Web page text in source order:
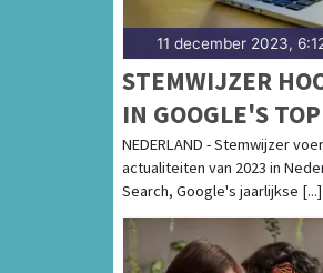
11 december 2023,
STEMWIJZER
IN GOOGLE'S
ACTUALITEITEN
NEDERLAND - Stemwijzer
actualiteiten van 2023 in
Search, Google's jaarlijkse [...]